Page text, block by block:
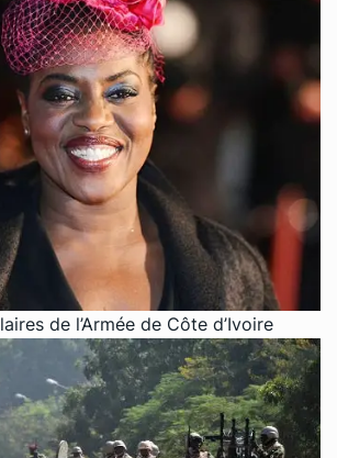
de l’Armée de Côte d’Ivoire